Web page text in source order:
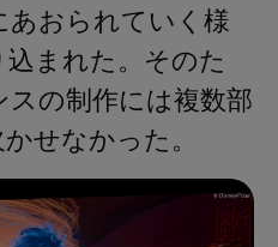
あおられていく様
まれた。そのた
の制作には複数部
せなかった。